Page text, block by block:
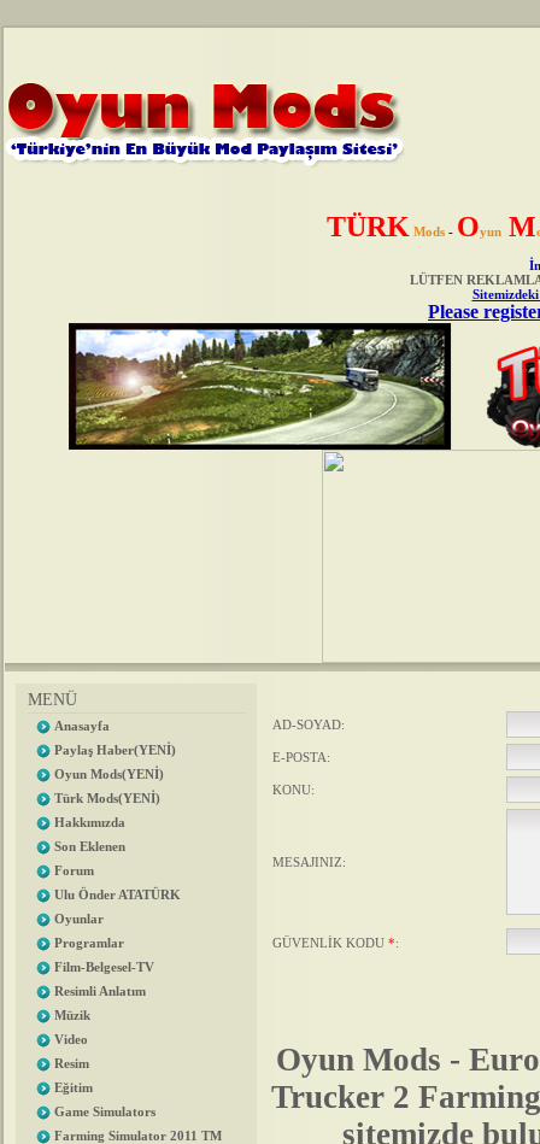
TÜRK Mods - Oyun M
LÜTFEN
Please
MENÜ
Anasayfa
Paylaş Haber(YENİ)
Oyun Mods(YENİ)
Türk Mods(YENİ)
Hakkımızda
Son Eklenen
Forum
Ulu Önder ATATÜRK
Oyunlar
Programlar
Film-Belgesel-TV
Resimli Anlatım
Müzik
Video
Resim
Eğitim
Game Simulators
Farming Simulator 2011 TM
AD-SOYAD:
E-POSTA:
KONU:
MESAJINIZ:
GÜVENLİK KODU *:
Oyun Mods -
Trucker 2
sitemizde